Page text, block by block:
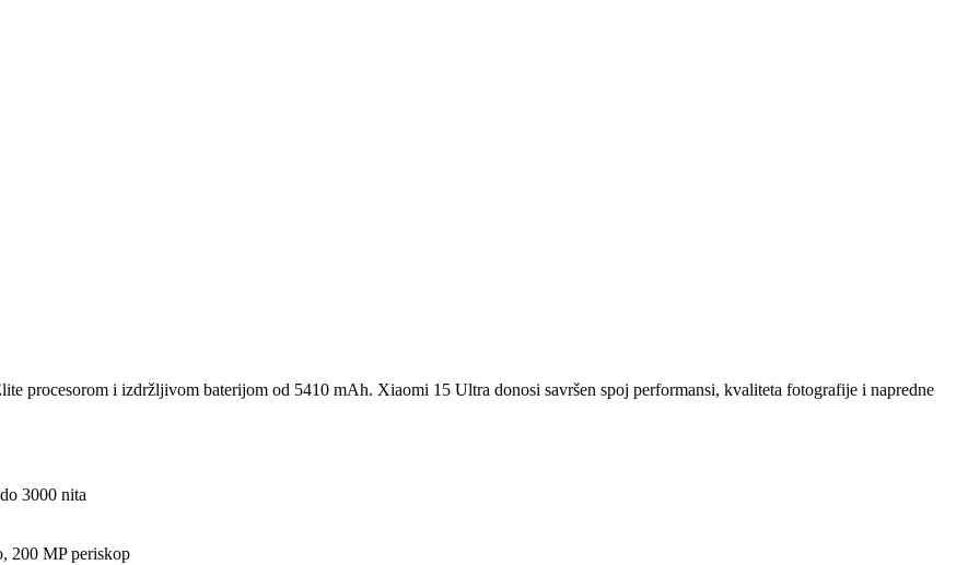
procesorom i izdržljivom baterijom od 5410 mAh. Xiaomi 15 Ultra donosi savršen spoj performansi, kvaliteta fotografije i napredne
3000 nita
200 MP periskop